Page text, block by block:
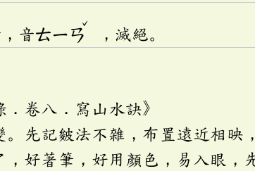
音ㄊㄧㄢ
ˇ
，滅絕。
卷八．寫山水訣》
。先記皴法不雜，布置遠近相映
好著筆，好用顏色，易入眼，